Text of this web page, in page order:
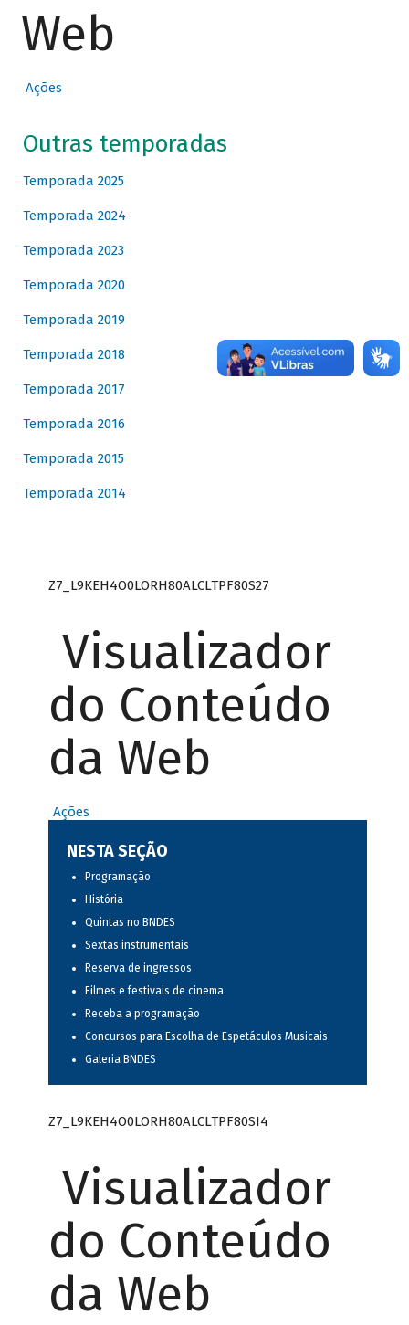
Web
Ações
Outras temporadas
Temporada 2025
Temporada 2024
Temporada 2023
Temporada 2020
Temporada 2019
Temporada 2018
Temporada 2017
Temporada 2016
Temporada 2015
Temporada 2014
Z7_L9KEH4O0LORH80ALCLTPF80S27
Visualizador
do Conteúdo
da Web
Ações
NESTA SEÇÃO
Programação
História
Quintas no BNDES
Sextas instrumentais
Reserva de ingressos
Filmes e festivais de cinema
Receba a programação
Concursos para Escolha de Espetáculos Musicais
Galeria BNDES
Z7_L9KEH4O0LORH80ALCLTPF80SI4
Visualizador
do Conteúdo
da Web